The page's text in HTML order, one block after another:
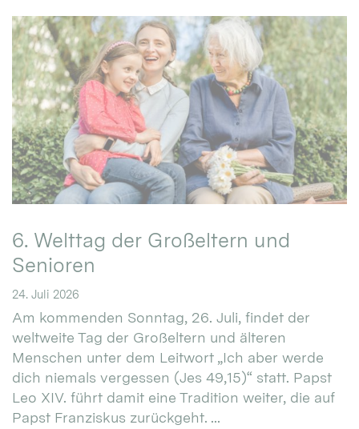
6. Welttag der Großeltern und
Senioren
24. Juli 2026
Am kommenden Sonntag, 26. Juli, findet der
weltweite Tag der Großeltern und älteren
Menschen unter dem Leitwort „Ich aber werde
dich niemals vergessen (Jes 49,15)“ statt. Papst
Leo XIV. führt damit eine Tradition weiter, die auf
Papst Franziskus zurückgeht. ...